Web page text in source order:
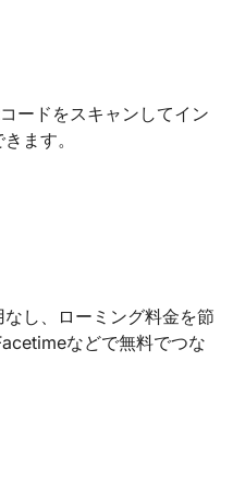
ードをスキャンしてイン
ます。
し、ローミング料金を節
などで無料でつな